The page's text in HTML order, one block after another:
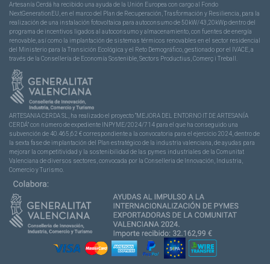
Artesanía Cerdá ha recibido una ayuda de la Unión Europea con cargo al Fondo
NextGenerationEU, en el marco del Plan de Recuperación, Trasformación y Resiliencia, para la
realización de una instalación fotovoltaica para autoconsumo de 50kW/43,20kWp dentro del
programa de incentivos ligados al autoconsumo y almacenamiento, con fuentes de energía
renovable, así como la implantación de sistemas térmicos renovables en el sector residencial
del Ministerio para la Transición Ecológica y el Reto Demográfico, gestionado por el IVACE, a
través de la Consellería de Economía Sostenible, Sectors Productius, Comerç i Treball.
ARTESANIA CERDA SL, ha realizado el proyecto “MEJORA DEL ENTORNO IT DE ARTESANÍA
CERDÁ” con número de expediente INPYME/2024/714 para el que ha conseguido una
subvención de 40.465,62 € correspondiente a la convocatoria para el ejercicio 2024, dentro de
la sexta fase de implantación del Plan estratégico de la industria valenciana, de ayudas para
mejorar la competitividad y la sostenibilidad de las pymes industriales de la Comunitat
Valenciana de diversos sectores, convocada por la Conselleria de Innovación, Industria,
Comercio y Turismo.